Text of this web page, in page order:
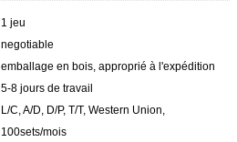
1 jeu
negotiable
emballage en bois, approprié à l'expédition
5-8 jours de travail
L/C, A/D, D/P, T/T, Western Union,
100sets/mois